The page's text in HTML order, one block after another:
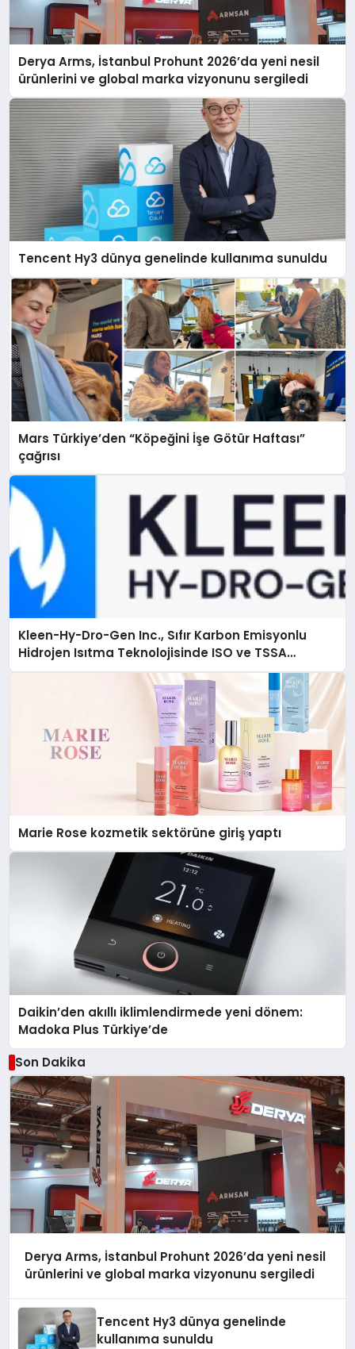
Derya Arms, İstanbul Prohunt 2026’da yeni nesil
ürünlerini ve global marka vizyonunu sergiledi
Tencent Hy3 dünya genelinde kullanıma sunuldu
Mars Türkiye’den “Köpeğini İşe Götür Haftası”
çağrısı
Kleen-Hy-Dro-Gen Inc., Sıfır Karbon Emisyonlu
Hidrojen Isıtma Teknolojisinde ISO ve TSSA
Düzenleyici Onaylarını Aldı
Marie Rose kozmetik sektörüne giriş yaptı
Daikin’den akıllı iklimlendirmede yeni dönem:
Madoka Plus Türkiye’de
Son Dakika
Derya Arms, İstanbul Prohunt 2026’da yeni nesil
ürünlerini ve global marka vizyonunu sergiledi
Tencent Hy3 dünya genelinde
kullanıma sunuldu